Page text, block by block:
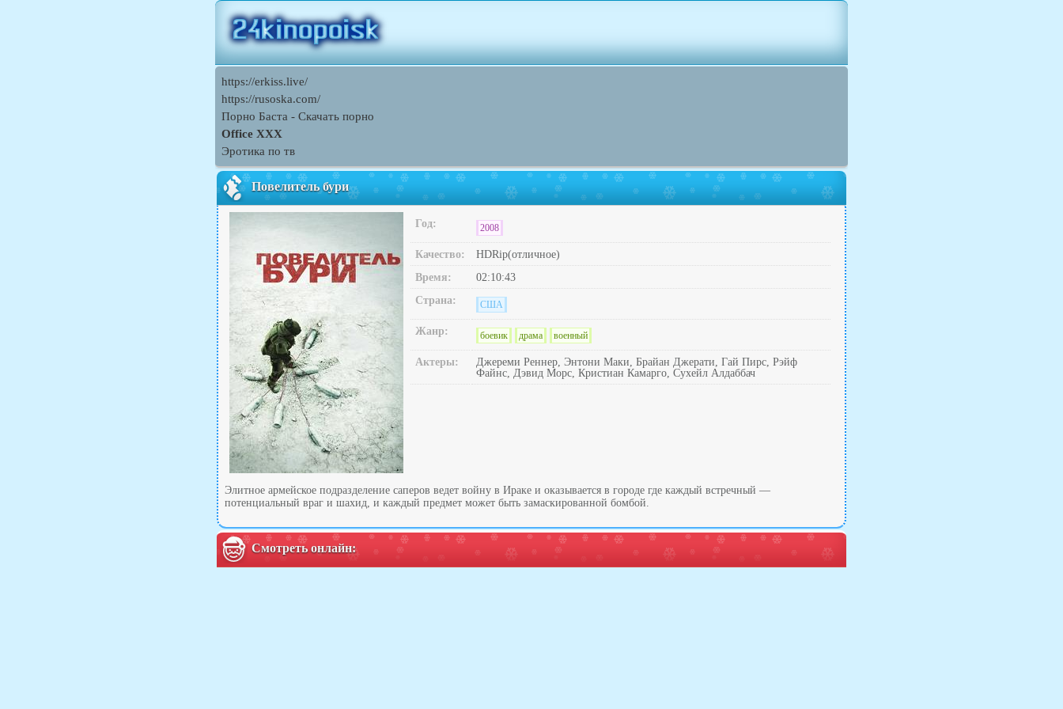
https://erkiss.live/
https://rusoska.com/
Порно Баcта - Скачать порно
Office XXX
Эротика по тв
Повелитель бури
Год: 2008
Качество:
HDRip(отличное)
Время:
02:10:43
Страна:
США
Жанр: боевик драма военный
Актеры:
Джереми Реннер, Энтони Маки, Брайан Джерати, Гай Пирс, Рэйф
Файнс, Дэвид Морс, Кристиан Камарго, Сухейл Алдаббач
Элитное армейское подразделение саперов ведет войну в Ираке и оказывается в городе где каждый встречный —
потенциальный враг и шахид, и каждый предмет может быть замаскированной бомбой.
Смотреть онлайн: